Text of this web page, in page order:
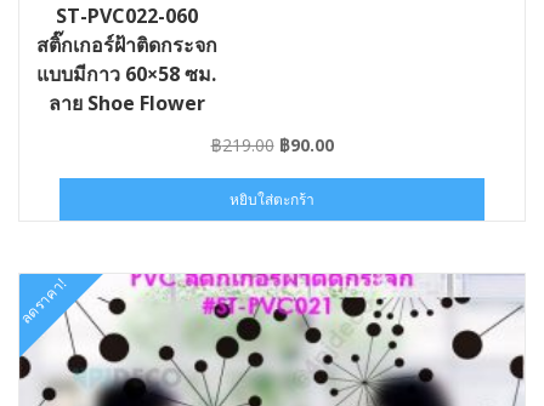
ST-PVC022-060
สติ๊กเกอร์ฝ้าติดกระจก
แบบมีกาว 60×58 ซม.
ลาย Shoe Flower
฿219.00 Original
was:
฿219.00.
฿90.00Current
฿90.00.
หยิบใส่ตะกร้า
ลดราคา!